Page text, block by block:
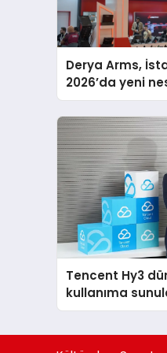
Derya Arms,
2026’da yeni
global marka
sergiledi
Tencent Hy3
kullanıma